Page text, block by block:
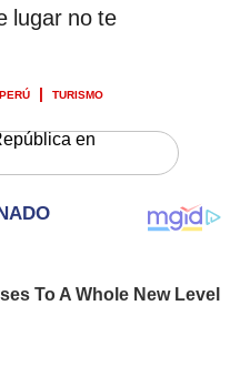
lugar no te
PERÚ TURISMO
en